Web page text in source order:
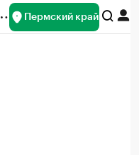
Пермский край